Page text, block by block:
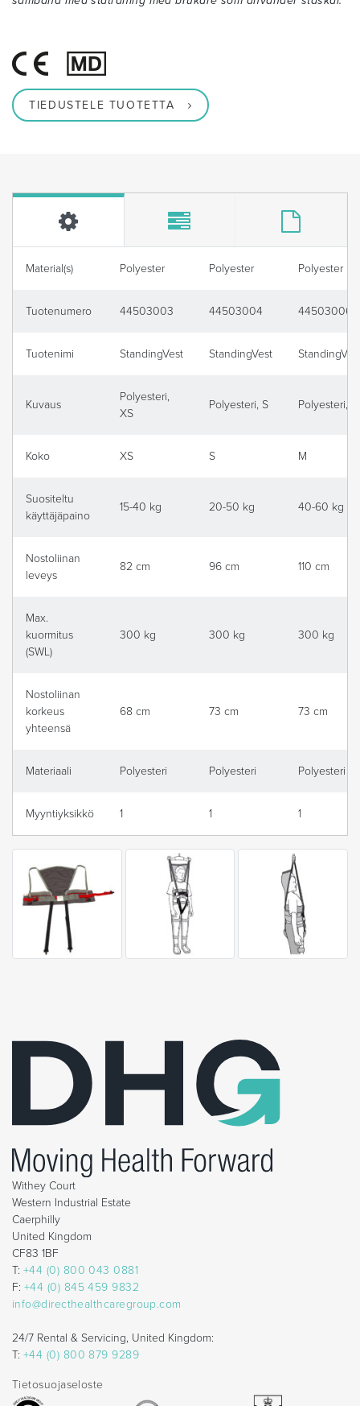
TIEDUSTELE TUOTETTA
Material(s) Polyester Polyester Polyester
Tuotenumero 44503003 44503004 44503006
Tuotenimi StandingVest StandingVest
Kuvaus
Polyesteri,
XS
Polyesteri, S Polyesteri, M
Koko XS S M
Suositeltu
käyttäjäpaino
15-40 kg 20-50 kg 40-60 kg
Nostoliinan
leveys
82 cm 96 cm 110 cm
Max.
kuormitus
(SWL)
300 kg 300 kg 300 kg
Nostoliinan
korkeus
yhteensä
68 cm 73 cm 73 cm
Materiaali Polyesteri Polyesteri Polyesteri
Myyntiyksikkö 1 1 1
Withey Court
Western Industrial Estate
Caerphilly
United Kingdom
CF83 1BF
T: +44 (0) 800 043 0881
F: +44 (0) 845 459 9832
info@directhealthcaregroup.com
24/7 Rental & Servicing, United Kingdom:
T: +44 (0) 800 879 9289
Tietosuojaseloste